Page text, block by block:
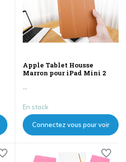
Apple Tablet Housse
Marron pour iPad Mini 2
En stock
Connectez vous pour voir